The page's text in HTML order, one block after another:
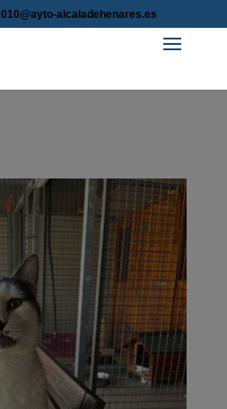
010@ayto-alcaladehenares.es